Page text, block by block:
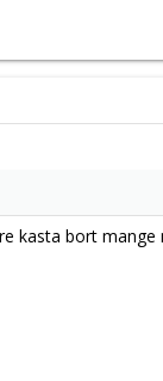
kasta bort